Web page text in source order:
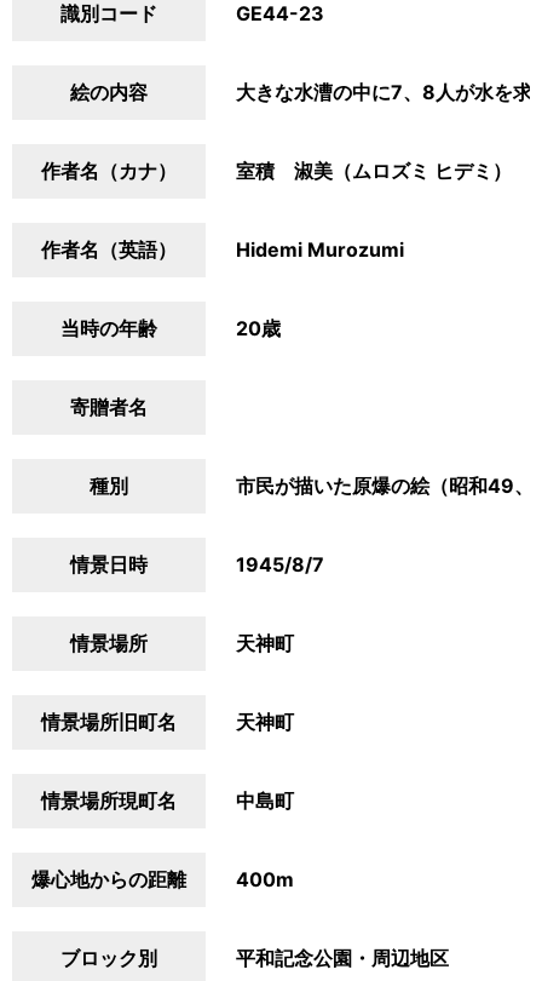
識別コード GE44-23
絵の内容 大きな水漕の中に7、8人が水を求
作者名（カナ） 室積 淑美（ムロズミ ヒデミ）
作者名（英語） Hidemi Murozumi
当時の年齢 20歳
寄贈者名
種別 市民が描いた原爆の絵（昭和49、
情景日時 1945/8/7
情景場所 天神町
情景場所旧町名 天神町
情景場所現町名 中島町
爆心地からの距離 400m
ブロック別 平和記念公園・周辺地区